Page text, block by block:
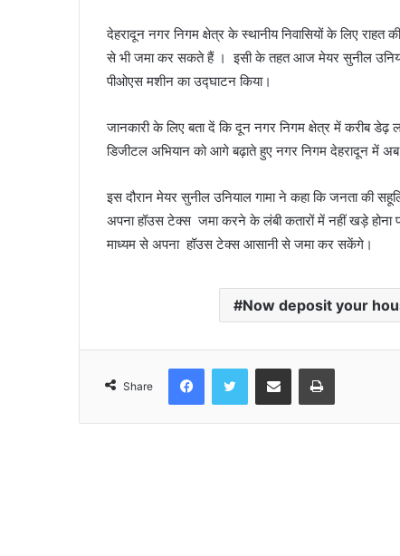
देहरादून नगर निगम क्षेत्र के स्थानीय निवासियों के लिए
से भी जमा कर सकते हैं । इसी के तहत आज मेयर सुनील
पीओएस मशीन का उद्घाटन किया।
जानकारी के लिए बता दें कि दून नगर निगम क्षेत्र में करीब
डिजीटल अभियान को आगे बढ़ाते हुए नगर निगम देहरादून में
इस दौरान मेयर सुनील उनियाल गामा ने कहा कि जनता की
अपना हॉउस टेक्स जमा करने के लंबी कतारों में नहीं खड़े
माध्यम से अपना हॉउस टेक्स आसानी से जमा कर सकेंगे।
Now deposit your
Share